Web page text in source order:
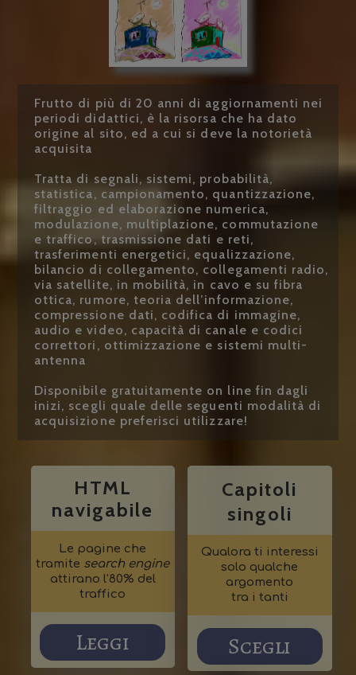
Frutto di più di 20 anni di aggiornamenti nei
periodi didattici, è la risorsa che ha dato
origine al sito, ed a cui si deve la notorietà
acquisita
Tratta di segnali, sistemi, probabilità,
statistica, campionamento, quantizzazione,
filtraggio ed elaborazione numerica,
modulazione, multiplazione, commutazione
e traffico, trasmissione dati e reti,
trasferimenti energetici, equalizzazione,
bilancio di collegamento, collegamenti radio,
via satellite, in mobilità, in cavo e su fibra
ottica, rumore, teoria dell’informazione,
compressione dati, codifica di immagine,
audio e video, capacità di canale e codici
correttori, ottimizzazione e sistemi multi-
antenna
Disponibile gratuitamente on line fin dagli
inizi, scegli quale delle seguenti modalità di
acquisizione preferisci utilizzare!
HTML
navigabile
Le pagine che
tramite search engine
attirano l'80% del
traffico
Leggi
Capitoli
singoli
Qualora ti interessi
solo qualche
argomento
tra i tanti
Scegli